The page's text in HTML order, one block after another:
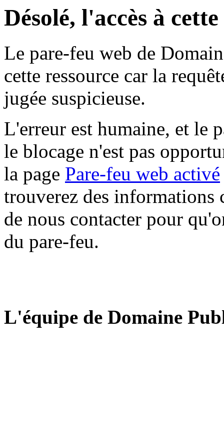
Désolé, l'accès à
Le pare-feu web de
cette ressource car la
jugée suspicieuse.
L'erreur est humaine, et le
le blocage n'est pas
la page Pare-feu web activé
trouverez des informations
de nous contacter pour
du pare-feu.
L'équipe de Domaine